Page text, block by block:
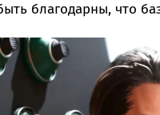
благодарны, что